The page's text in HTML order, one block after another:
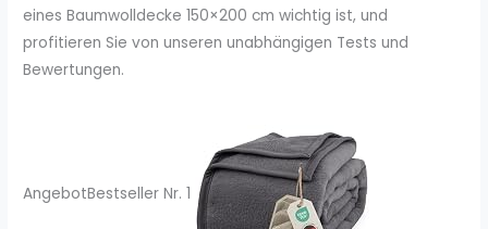
eines Baumwolldecke 150×200 cm wichtig ist, und
profitieren Sie von unseren unabhängigen Tests und
Bewertungen.
AngebotBestseller Nr. 1